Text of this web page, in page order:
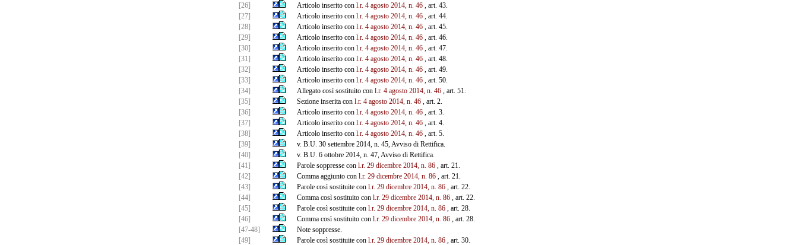
[26]
Articolo inserito con l.r. 4 agosto 2014, n. 46, art. 43.
[27]
Articolo inserito con l.r. 4 agosto 2014, n. 46, art. 44.
[28]
Articolo inserito con l.r. 4 agosto 2014, n. 46, art. 45.
[29]
Articolo inserito con l.r. 4 agosto 2014, n. 46, art. 46.
[30]
Articolo inserito con l.r. 4 agosto 2014, n. 46, art. 47.
[31]
Articolo inserito con l.r. 4 agosto 2014, n. 46, art. 48.
[32]
Articolo inserito con l.r. 4 agosto 2014, n. 46, art. 49.
[33]
Articolo inserito con l.r. 4 agosto 2014, n. 46, art. 50.
[34]
Allegato così sostituito con l.r. 4 agosto 2014, n. 46, art. 51.
[35]
Sezione inserita con l.r. 4 agosto 2014, n. 46, art. 2.
[36]
Articolo inserito con l.r. 4 agosto 2014, n. 46, art. 3.
[37]
Articolo inserito con l.r. 4 agosto 2014, n. 46, art. 4.
[38]
Articolo inserito con l.r. 4 agosto 2014, n. 46, art. 5.
[39]
v. B.U. 30 settembre 2014, n. 45, Avviso di Rettifica.
[40]
v. B.U. 6 ottobre 2014, n. 47, Avviso di Rettifica.
[41]
Parole soppresse con l.r. 29 dicembre 2014, n. 86, art. 21.
[42]
Comma aggiunto con l.r. 29 dicembre 2014, n. 86, art. 21.
[43]
Parole così sostituite con l.r. 29 dicembre 2014, n. 86, art. 22.
[44]
Comma così sostituito con l.r. 29 dicembre 2014, n. 86, art. 22.
[45]
Parole così sostituite con l.r. 29 dicembre 2014, n. 86, art. 28.
[46]
Comma così sostituito con l.r. 29 dicembre 2014, n. 86, art. 28.
[47-48]
Note soppresse.
[49]
Parole così sostituite con l.r. 29 dicembre 2014, n. 86, art. 30.